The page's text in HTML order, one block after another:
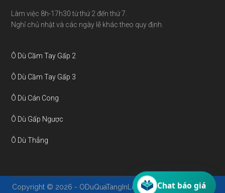
Làm việc 8h-17h30 từ thứ 2 đến thứ 7.
Nghỉ chủ nhật và các ngày lễ khác theo quy định.
Ô Dù Cầm Tay Gấp 2
Ô Dù Cầm Tay Gấp 3
Ô Dù Cán Cong
Ô Dù Gấp Ngược
Ô Dù Thẳng
Copyright © 2026 - ODuQuaTangInLogo.Com - A member of
Chat báo giá